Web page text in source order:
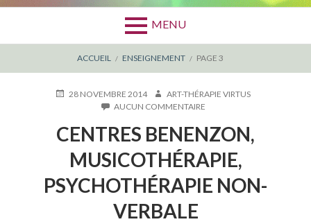
MENU
D'ARIANE
ACCUEIL ENSEIGNEMENT PAGE 3
PUBLIÉ28 NOVEMBRE 2014 AUTEUR
ART-THÉRAPIE VIRTUS
AUCUN COMMENTAIRE
BENENZON,
MUSICOTHÉRAPIE,
PSYCHOTHÉRAPIE
NON-
VERBALE
CENTRES BENENZON,
MUSICOTHÉRAPIE,
PSYCHOTHÉRAPIE NON-
VERBALE